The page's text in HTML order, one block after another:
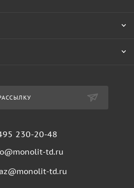
230-20-48
td.ru
td.ru